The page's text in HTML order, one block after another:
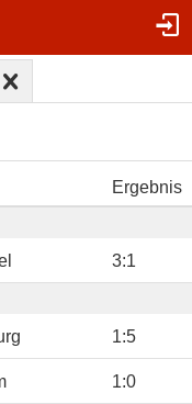
Ergebnis
3:1
1:5
1:0